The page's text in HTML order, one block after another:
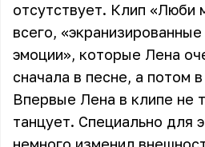
отсутствует. Клип «Люби
всего,
эмоции», которые Лена
сначала в песне, а потом
Впервые Лена в клипе не
танцует. Специально для